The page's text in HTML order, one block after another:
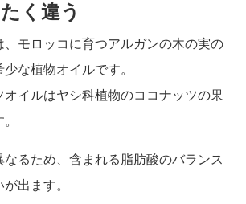
く違う
、モロッコに育つアルガンの木の実の
な植物オイルです。
オイルはヤシ科植物のココナッツの果
るため、含まれる脂肪酸のバランス
出ます。